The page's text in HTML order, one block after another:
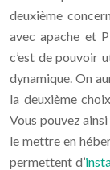
deuxième
avec apache et
c’est de pouvoir
dynamique. On
la deuxième
Vous pouvez
le mettre en
permettent d’